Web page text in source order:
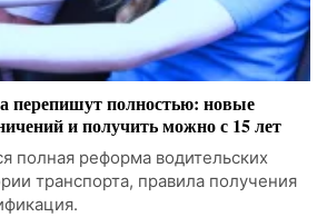
перепишут полностью: новые
и получить можно с 15 лет
полная реформа водительских
транспорта, правила получения